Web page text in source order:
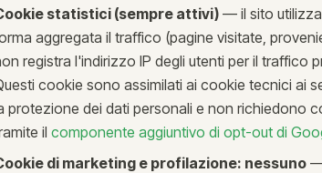
statistici (sempre attivi)— il sito utilizza
aggregata il traffico (pagine visitate,
registra l'indirizzo IP degli utenti per il traffico
cookie sono assimilati ai cookie tecnici ai
protezione dei dati personali e non richiedono
il componente aggiuntivo di opt-out di
di marketing e profilazione: nessuno—